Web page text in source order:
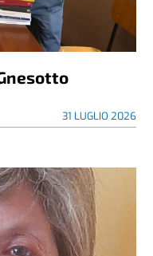
31 LUGLIO 2026